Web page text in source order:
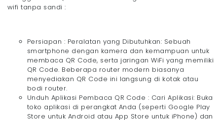
wifi tanpa sandi :
Persiapan : Peralatan yang Dibutuhkan: Sebuah
smartphone dengan kamera dan kemampuan untuk
membaca QR Code, serta jaringan WiFi yang memiliki
QR Code. Beberapa router modern biasanya
menyediakan QR Code ini langsung di kotak atau
bodi router.
Unduh Aplikasi Pembaca QR Code : Cari Aplikasi: Buka
toko aplikasi di perangkat Anda (seperti Google Play
Store untuk Android atau App Store untuk iPhone) dan